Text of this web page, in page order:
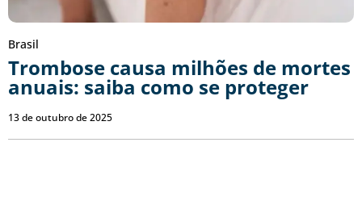
Brasil
Trombose causa milhões de mortes
anuais: saiba como se proteger
13 de outubro de 2025